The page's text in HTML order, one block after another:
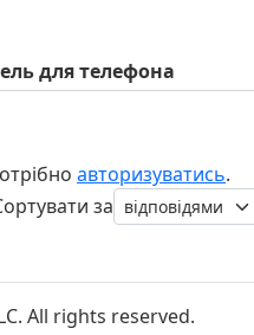
для телефона
авторизуватись.
за
All rights reserved.